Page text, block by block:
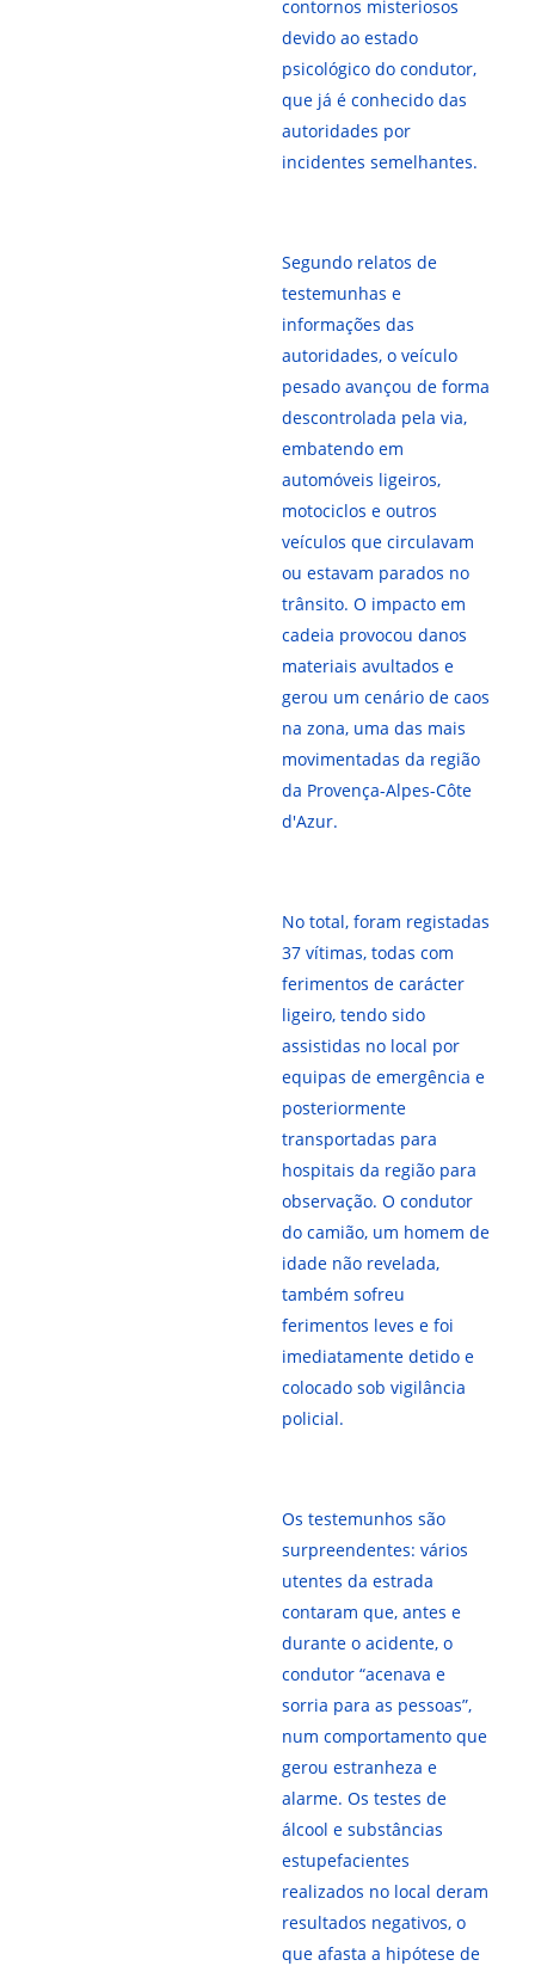
contornos misteriosos
devido ao estado
psicológico do condutor,
que já é conhecido das
autoridades por
incidentes semelhantes.
Segundo relatos de
testemunhas e
informações das
autoridades, o veículo
pesado avançou de forma
descontrolada pela via,
embatendo em
automóveis ligeiros,
motociclos e outros
veículos que circulavam
ou estavam parados no
trânsito. O impacto em
cadeia provocou danos
materiais avultados e
gerou um cenário de caos
na zona, uma das mais
movimentadas da região
da Provença-Alpes-Côte
d'Azur.
No total, foram registadas
37 vítimas, todas com
ferimentos de carácter
ligeiro, tendo sido
assistidas no local por
equipas de emergência e
posteriormente
transportadas para
hospitais da região para
observação. O condutor
do camião, um homem de
idade não revelada,
também sofreu
ferimentos leves e foi
imediatamente detido e
colocado sob vigilância
policial.
Os testemunhos são
surpreendentes: vários
utentes da estrada
contaram que, antes e
durante o acidente, o
condutor “acenava e
sorria para as pessoas”,
num comportamento que
gerou estranheza e
alarme. Os testes de
álcool e substâncias
estupefacientes
realizados no local deram
resultados negativos, o
que afasta a hipótese de